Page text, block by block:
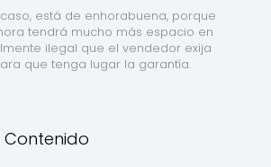
está de enhorabuena, porque
tendrá mucho más espacio en
ilegal que el vendedor exija
que tenga lugar la garantía.